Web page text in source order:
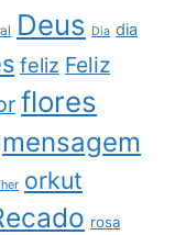
Deus Dia dia
feliz Feliz
flores
mensagem
orkut
rosa